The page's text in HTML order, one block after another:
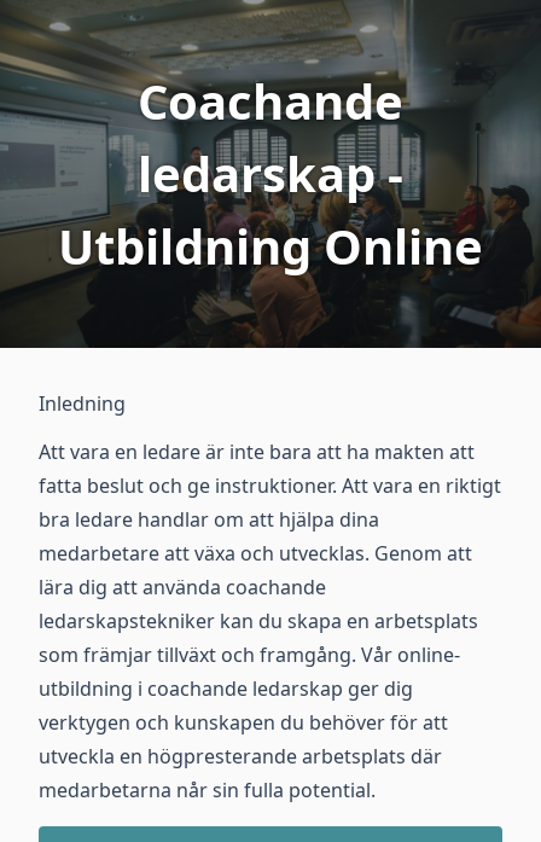
Coachande
ledarskap -
Utbildning Online
Inledning
Att vara en ledare är inte bara att ha makten att
fatta beslut och ge instruktioner. Att vara en riktigt
bra ledare handlar om att hjälpa dina
medarbetare att växa och utvecklas. Genom att
lära dig att använda coachande
ledarskapstekniker kan du skapa en arbetsplats
som främjar tillväxt och framgång. Vår online-
utbildning i coachande ledarskap ger dig
verktygen och kunskapen du behöver för att
utveckla en högpresterande arbetsplats där
medarbetarna når sin fulla potential.